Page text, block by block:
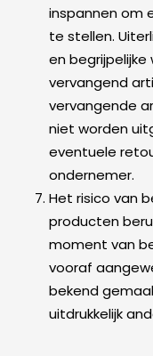
inspannen om
te stellen.
en
vervangend
vervangende
niet worden
eventuele
ondernemer.
Het risico van
producten
moment van
vooraf
bekend
uitdrukkelijk